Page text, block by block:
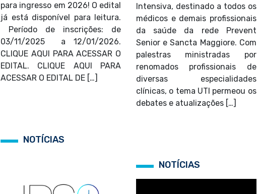
para ingresso em 2026! O edital
já está disponível para leitura.
Período de inscrições: de
03/11/2025 a 12/01/2026.
CLIQUE AQUI PARA ACESSAR O
EDITAL. CLIQUE AQUI PARA
ACESSAR O EDITAL DE […]
Intensiva, destinado a todos os
médicos e demais profissionais
da saúde da rede Prevent
Senior e Sancta Maggiore. Com
palestras ministradas por
renomados profissionais de
diversas especialidades
clínicas, o tema UTI permeou os
debates e atualizações […]
NOTÍCIAS
NOTÍCIAS